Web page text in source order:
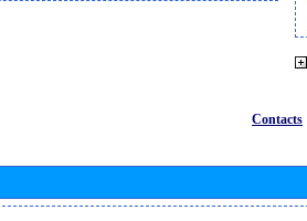
Contacts